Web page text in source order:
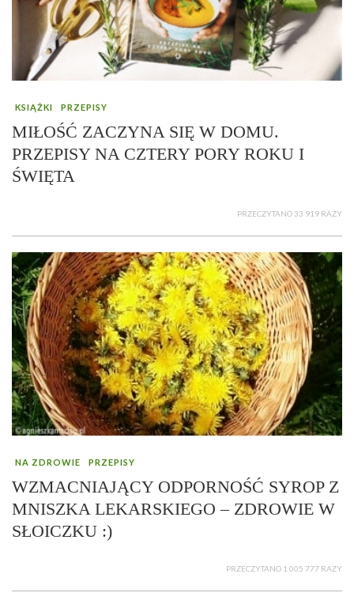
KSIĄŻKI PRZEPISY
MIŁOŚĆ ZACZYNA SIĘ W DOMU.
PRZEPISY NA CZTERY PORY ROKU I
ŚWIĘTA
PRZECZYTANO 33 919 RAZY
NA ZDROWIE PRZEPISY
WZMACNIAJĄCY ODPORNOŚĆ SYROP Z
MNISZKA LEKARSKIEGO – ZDROWIE W
SŁOICZKU :)
PRZECZYTANO 1 005 777 RAZY